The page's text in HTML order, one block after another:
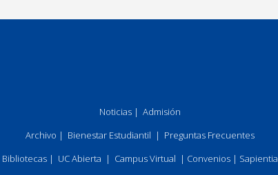
Noticias| Admisión
Archivo | Bienestar Estudiantil | Preguntas Frecuentes
Bibliotecas| UC Abierta | Campus Virtual | Convenios| Sapientia